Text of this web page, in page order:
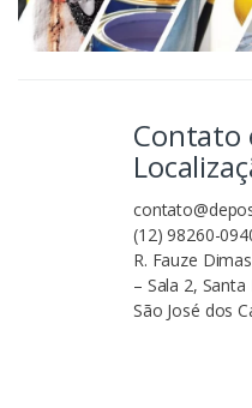
Contato
(12) 98260-
R. Fauze
– Sala 2, Santa
São José dos